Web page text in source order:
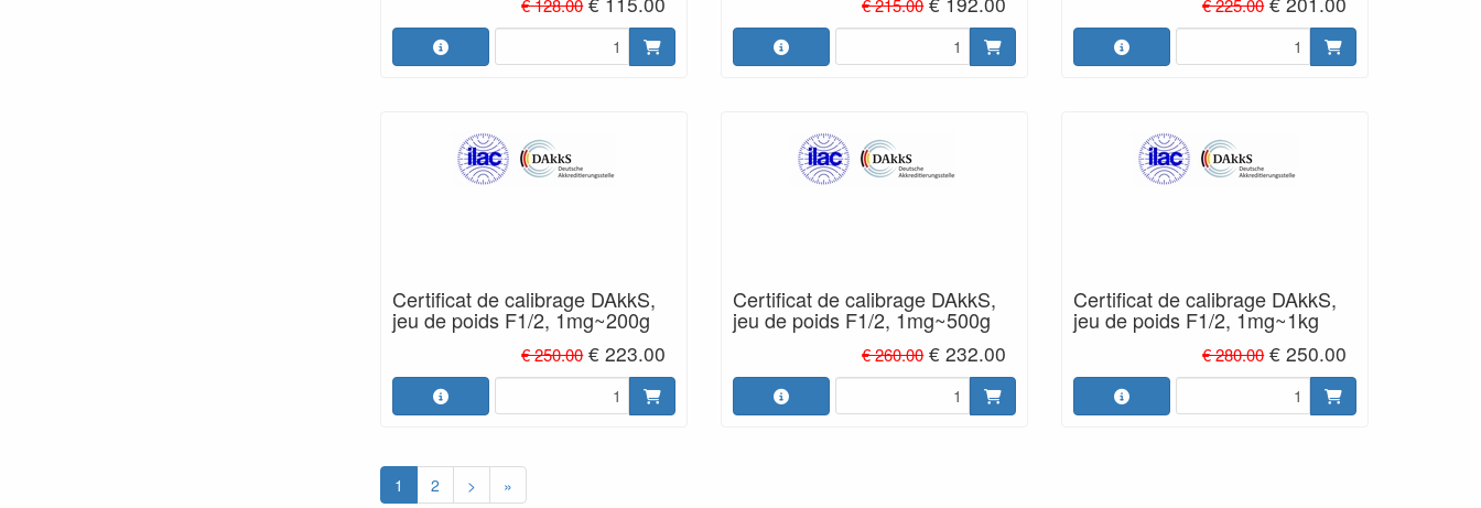
€ 128.00 € 215.00 € 225.00
Certificat de calibrage DAkkS,
jeu de poids F1/2, 1mg~200g
€ 250.00 € 223.00
Certificat de calibrage DAkkS,
jeu de poids F1/2, 1mg~500g
€ 260.00 € 232.00
Certificat de calibrage DAkkS,
jeu de poids F1/2, 1mg~1kg
€ 280.00 € 250.00
1 2 > »